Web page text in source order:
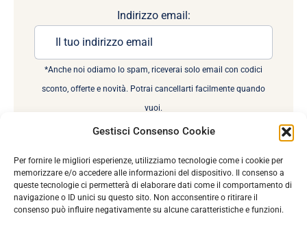
Gestisci Consenso Cookie
Per fornire le migliori esperienze, utilizziamo tecnologie come i cookie per
memorizzare e/o accedere alle informazioni del dispositivo. Il consenso a
queste tecnologie ci permetterà di elaborare dati come il comportamento di
navigazione o ID unici su questo sito. Non acconsentire o ritirare il
consenso può influire negativamente su alcune caratteristiche e funzioni.
Indirizzo email:
*Anche noi odiamo lo spam, riceverai solo email con codici
sconto, offerte e novità. Potrai cancellarti facilmente quando
vuoi.